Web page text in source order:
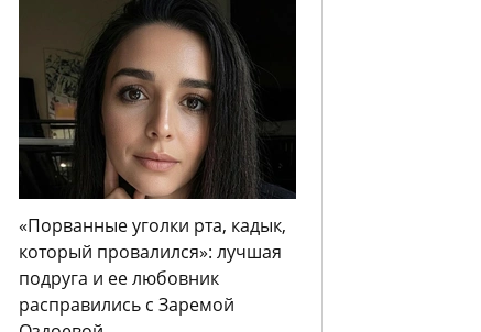
«Порванные уголки рта, кадык,
который провалился»: лучшая
подруга и ее любовник
расправились с Заремой